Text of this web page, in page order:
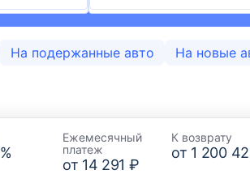
На подержанные авто На новые
%
Ежемесячный
платеж
от 14 291 ₽
К возврату
от 1 200